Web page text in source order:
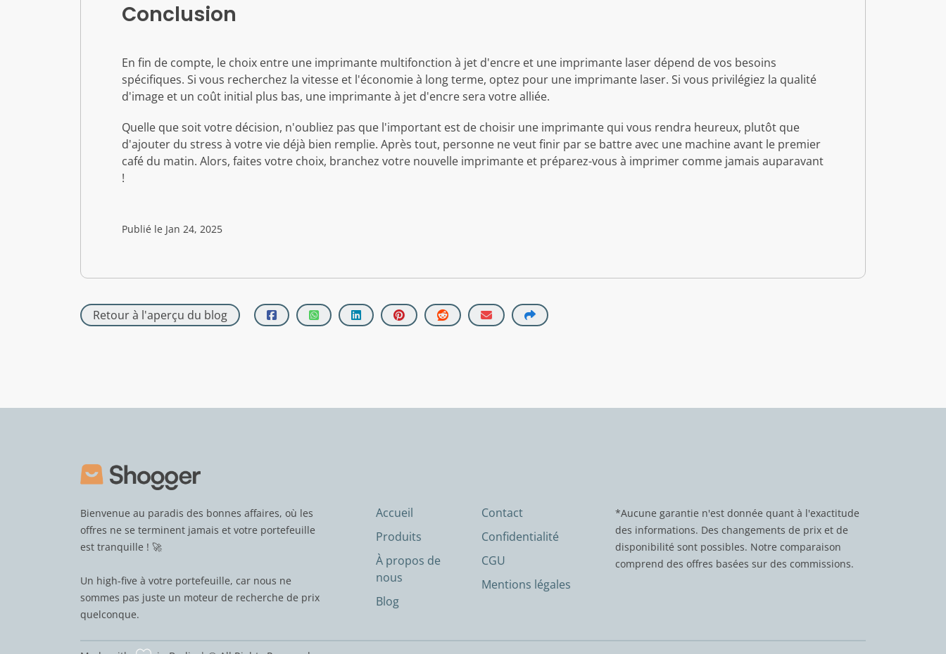
Conclusion
En fin de compte, le choix entre une imprimante multifonction à jet d'encre et une imprimante laser dépend de vos besoins
spécifiques. Si vous recherchez la vitesse et l'économie à long terme, optez pour une imprimante laser. Si vous privilégiez la qualité
d'image et un coût initial plus bas, une imprimante à jet d'encre sera votre alliée.
Quelle que soit votre décision, n'oubliez pas que l'important est de choisir une imprimante qui vous rendra heureux, plutôt que
d'ajouter du stress à votre vie déjà bien remplie. Après tout, personne ne veut finir par se battre avec une machine avant le premier
café du matin. Alors, faites votre choix, branchez votre nouvelle imprimante et préparez-vous à imprimer comme jamais auparavant
!
Publié le Jan 24, 2025
Retour à l'aperçu du blog
Bienvenue au paradis des bonnes affaires, où les
offres ne se terminent jamais et votre portefeuille
est tranquille ! 🚀
Un high-five à votre portefeuille, car nous ne
sommes pas juste un moteur de recherche de prix
quelconque.
Accueil
Produits
À propos de
nous
Blog
Contact
Confidentialité
CGU
Mentions légales
*Aucune garantie n'est donnée quant à l'exactitude
des informations. Des changements de prix et de
disponibilité sont possibles. Notre comparaison
comprend des offres basées sur des commissions.